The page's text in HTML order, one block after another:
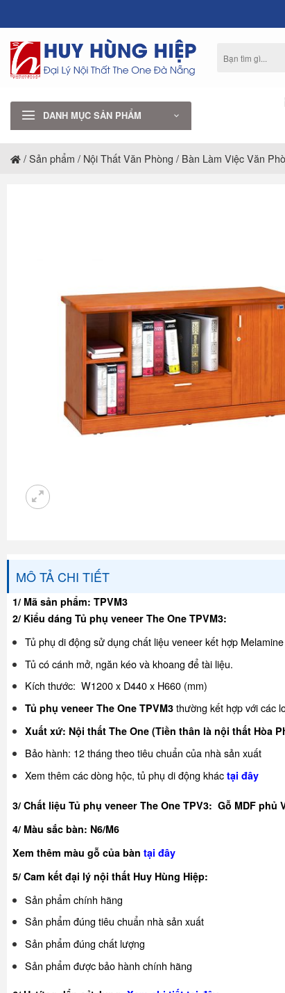
nội
dung
kiếm:
DANH MỤC SẢN PHẨM
/Sản phẩm / Nội Thất Văn Phòng / Bàn Làm Việc Văn
MÔ TẢ CHI TIẾT
1/ Mã sản phẩm: TPVM3
2/ Kiểu dáng Tủ phụ veneer The One TPVM3:
Tủ phụ di động sử dụng chất liệu veneer kết hợp
Tủ có cánh mở, ngăn kéo và khoang để tài liệu.
Kích thước: W1200 x D440 x H660 (mm)
Tủ phụ veneer The One TPVM3 thường kết hợp với các
Xuất xứ: Nội thất The One (Tiền thân là nội thất Hòa
Bảo hành: 12 tháng theo tiêu chuẩn của nhà sản xuất
Xem thêm các dòng hộc, tủ phụ di động kháctại đây
3/ Chất liệu Tủ phụ veneer The One TPV3: Gỗ MDF
4/ Màu sắc bàn: N6/M6
Xem thêm màu gỗ của bàn tại đây
5/ Cam kết đại lý nội thất Huy Hùng Hiệp:
Sản phẩm chính hãng
Sản phẩm đúng tiêu chuẩn nhà sản xuất
Sản phẩm đúng chất lượng
Sản phẩm được bảo hành chính hãng